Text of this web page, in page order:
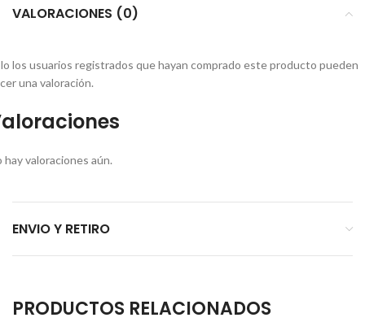
VALORACIONES (0)
hay valoraciones aún.
los usuarios registrados que hayan comprado este producto pueden
una valoración.
ENVIO Y RETIRO
PRODUCTOS RELACIONADOS